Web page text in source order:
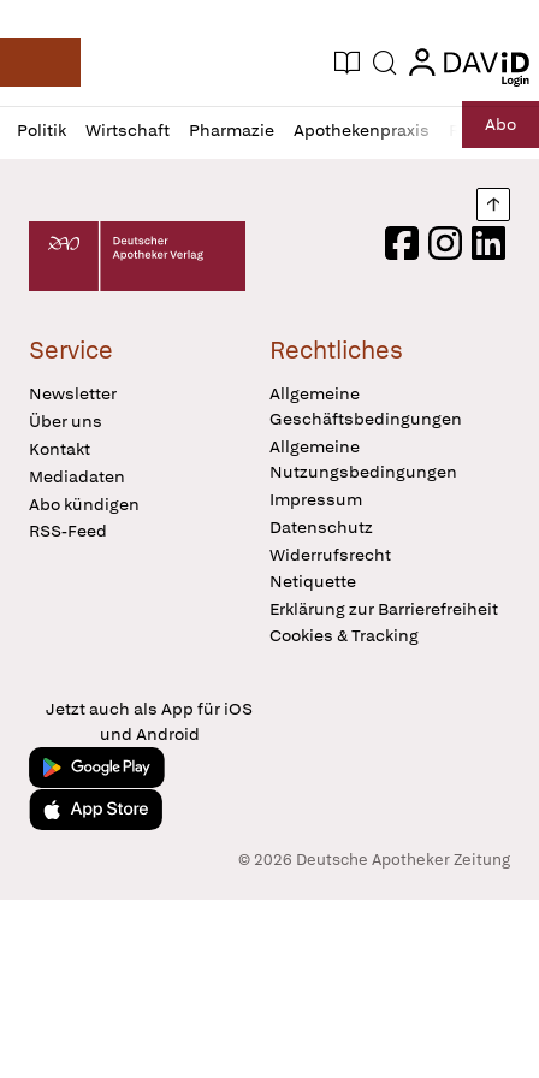
Deutsche Apotheker Zeitung
Aktuelle Ausgabe
Suche login
login
Politik Wirtschaft Pharmazie Apothekenpraxis RechtAbo
Profil
öffnen
Daz
Pur
Deutscher Apotheker Verlag Logo
FacebookInstagram
Service
Newsletter
Über uns
Kontakt
Mediadaten
Abo kündigen
RSS-Feed
Rechtliches
Allgemeine
Geschäftsbedingungen
Allgemeine
Nutzungsbedingungen
Impressum
Datenschutz
Widerrufsrecht
Netiquette
Erklärung zur Barrierefreiheit
Cookies & Tracking
Jetzt auch als App für iOS
und Android
Jetzt bei Google Play
Laden im App Store
© 2026 Deutsche Apotheker Zeitung